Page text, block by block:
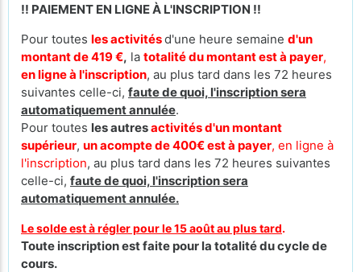
!! PAIEMENT EN LIGNE À L'INSCRIPTION !!
Pour toutes les activitésd'une heure semaine d'un
montant de 419 €, la totalité du montant est à payer,
en ligne à l'inscription, au plus tard dans les 72 heures
suivantes celle-ci, faute de quoi, l'inscription sera
automatiquement annulée.
Pour toutes les autresactivités d'un montant
supérieur, un acompte de 400€ est à payer, en ligne à
l'inscription, au plus tard dans les 72 heures suivantes
celle-ci, faute de quoi, l'inscription sera
automatiquement annulée.
Le solde est à régler pour le 15 août au plus tard.
Toute inscription est faite pour la totalité du cycle de
cours.